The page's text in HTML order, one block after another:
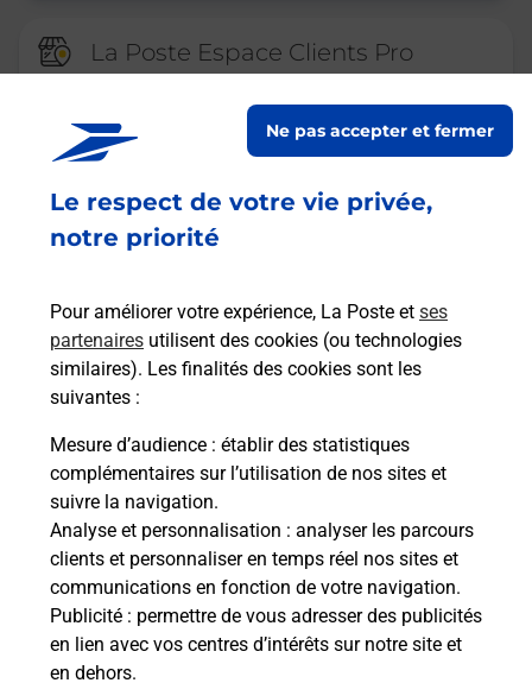
Le respect de votre vie privée,
notre priorité
Pour améliorer votre expérience, La Poste et ses
partenaires utilisent des cookies (ou technologies
similaires). Les finalités des cookies sont les
suivantes :
Mesure d’audience : établir des statistiques
complémentaires sur l’utilisation de nos sites et
suivre la navigation.
Analyse et personnalisation : analyser les parcours
clients et personnaliser en temps réel nos sites et
communications en fonction de votre navigation.
Publicité : permettre de vous adresser des publicités
en lien avec vos centres d’intérêts sur notre site et
en dehors.
Ne pas accepter et fermer
La Poste Espace Clients Pro
VENDRES PAYS D ORB TERRES ET
jusqu'à 08h00
3 RUE DE VARSOVIE
34350 VENDRES
Malin !
La Poste
en ligne
Ouvert 24h/24
En savoir plus